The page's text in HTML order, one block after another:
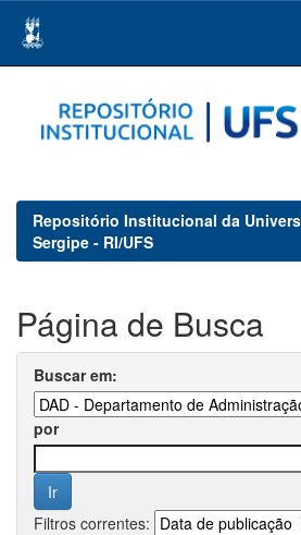
navigation
Repositório Institucional da
Sergipe - RI/UFS
Página de Busca
Buscar em:
por
Filtros correntes: